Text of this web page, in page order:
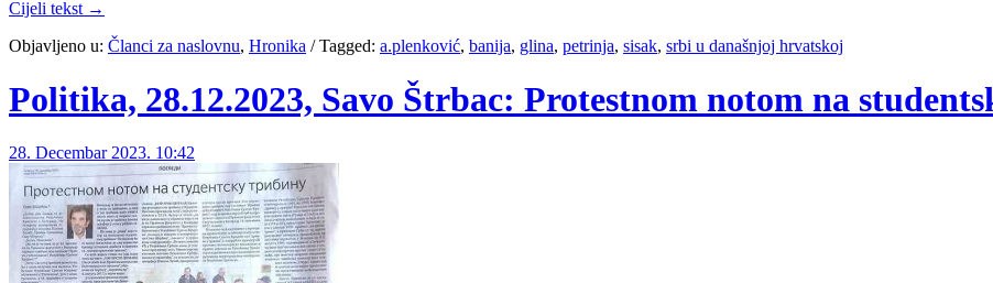
Cijeli tekst →
Objavljeno u: Članci za naslovnu, Hronika /Tagged: a.plenković, banija, glina, petrinja, sisak, srbi u današnjoj hrvatskoj
Politika, 28.12.2023, Savo Štrbac: Protestnom notom na
28. Decembar 2023. 10:42